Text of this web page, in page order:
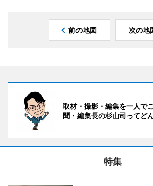
前の地図 次の地
取材・撮影・編集を一人で
聞・編集長の杉山司ってど
特集